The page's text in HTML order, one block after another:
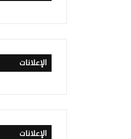
الإعلانات
الإعلانات